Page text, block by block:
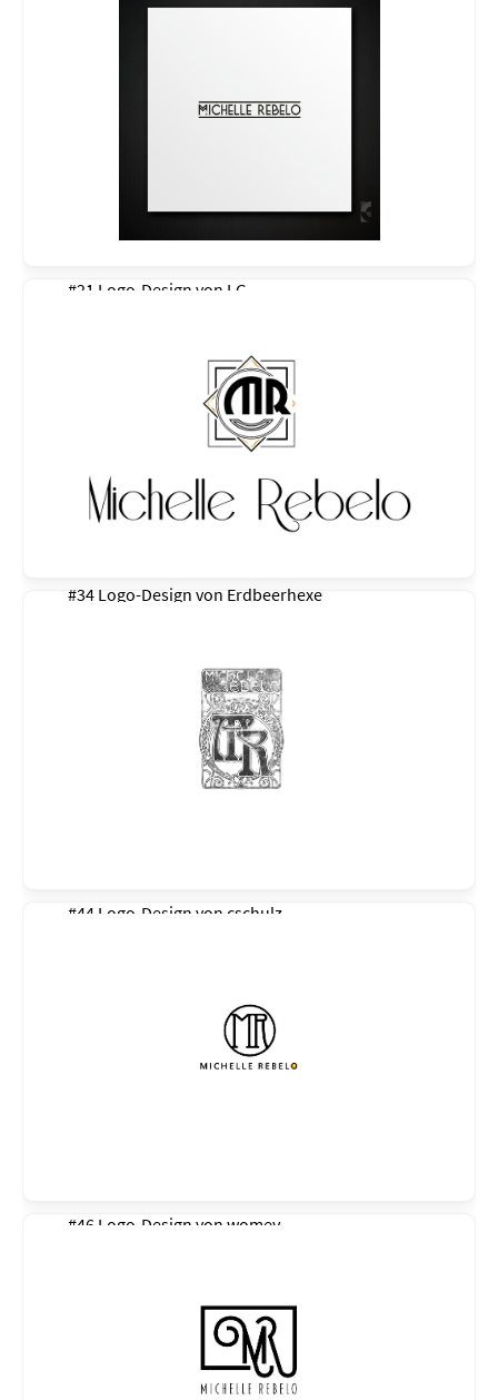
#21 Logo-Design von LG
#34 Logo-Design von Erdbeerhexe
#44 Logo-Design von cschulz
#46 Logo-Design von womey